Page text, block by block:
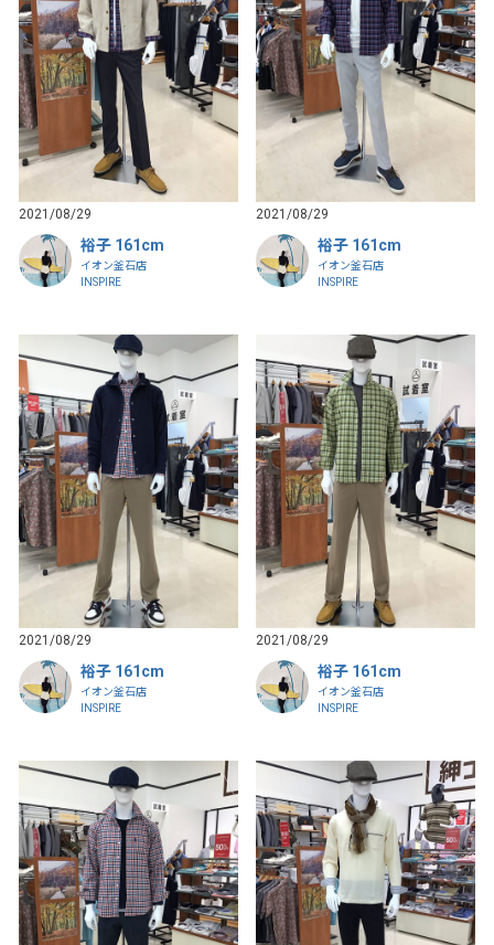
2021/08/29
裕子 161cm
イオン釜石店
INSPIRE
2021/08/29
裕子 161cm
イオン釜石店
INSPIRE
2021/08/29
裕子 161cm
イオン釜石店
INSPIRE
2021/08/29
裕子 161cm
イオン釜石店
INSPIRE